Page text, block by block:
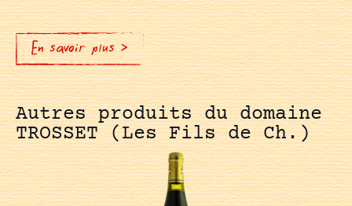
En savoir plus >
Autres produits du domaine
TROSSET (Les Fils de Ch.)